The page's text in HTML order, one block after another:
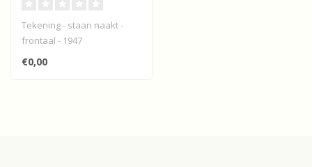
Tekening - staan naakt -
frontaal - 1947
€0,00